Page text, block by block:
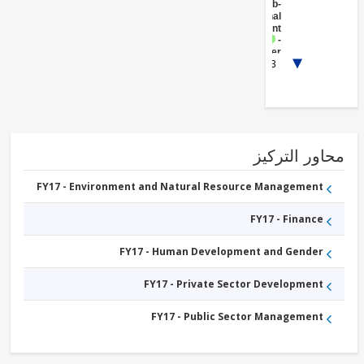
Government
Public
Information
and
Communications
Technologies
التركيز
FY17 - Environment and Natural Resource Management
FY17 - Finance
FY17 - Human Development and Gender
FY17 - Private Sector Development
FY17 - Public Sector Management